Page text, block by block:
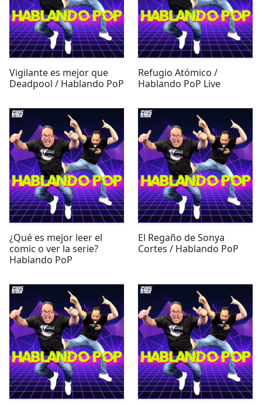
Vigilante es mejor que
Deadpool / Hablando PoP
Refugio Atómico /
Hablando PoP Live
¿Qué es mejor leer el
comic o ver la serie?
Hablando PoP
El Regaño de Sonya
Cortes / Hablando PoP